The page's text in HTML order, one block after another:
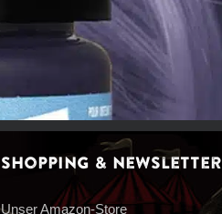
Shopping & Newsletter
Unser Amazon-Store